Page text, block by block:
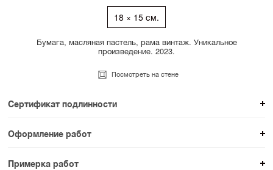
18 × 15 см.
Бумага, масляная пастель, рама винтаж. Уникальное
произведение. 2023.
Посмотреть на стене
Сертификат подлинности
К каждому авторскому произведению мы
прикладываем сертификат подлинности. Для товаров
раздела SAMPLE СЕРИЯ сертификаты не
Оформление работ
При покупке произведения вы можете выбрать и
Примерка работ